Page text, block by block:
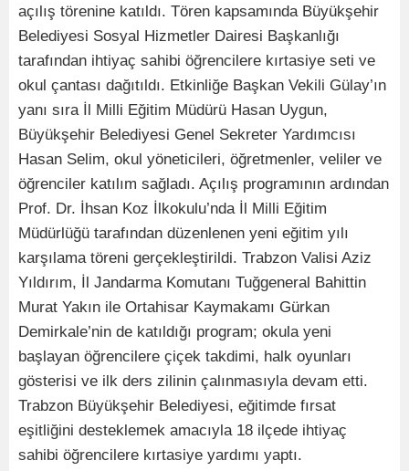
açılış törenine katıldı. Tören kapsamında Büyükşehir
Belediyesi Sosyal Hizmetler Dairesi Başkanlığı
tarafından ihtiyaç sahibi öğrencilere kırtasiye seti ve
okul çantası dağıtıldı. Etkinliğe Başkan Vekili Gülay’ın
yanı sıra İl Milli Eğitim Müdürü Hasan Uygun,
Büyükşehir Belediyesi Genel Sekreter Yardımcısı
Hasan Selim, okul yöneticileri, öğretmenler, veliler ve
öğrenciler katılım sağladı. Açılış programının ardından
Prof. Dr. İhsan Koz İlkokulu’nda İl Milli Eğitim
Müdürlüğü tarafından düzenlenen yeni eğitim yılı
karşılama töreni gerçekleştirildi. Trabzon Valisi Aziz
Yıldırım, İl Jandarma Komutanı Tuğgeneral Bahittin
Murat Yakın ile Ortahisar Kaymakamı Gürkan
Demirkale’nin de katıldığı program; okula yeni
başlayan öğrencilere çiçek takdimi, halk oyunları
gösterisi ve ilk ders zilinin çalınmasıyla devam etti.
Trabzon Büyükşehir Belediyesi, eğitimde fırsat
eşitliğini desteklemek amacıyla 18 ilçede ihtiyaç
sahibi öğrencilere kırtasiye yardımı yaptı.